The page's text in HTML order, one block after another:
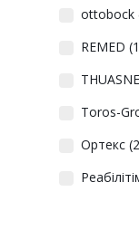
ottobock
REMED
THUASNE
Toros-
Ортекс